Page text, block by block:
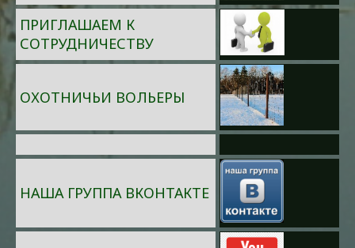
ПРИГЛАШАЕМ К
СОТРУДНИЧЕСТВУ
ОХОТНИЧЬИ ВОЛЬЕРЫ
НАША ГРУППА ВКОНТАКТЕ